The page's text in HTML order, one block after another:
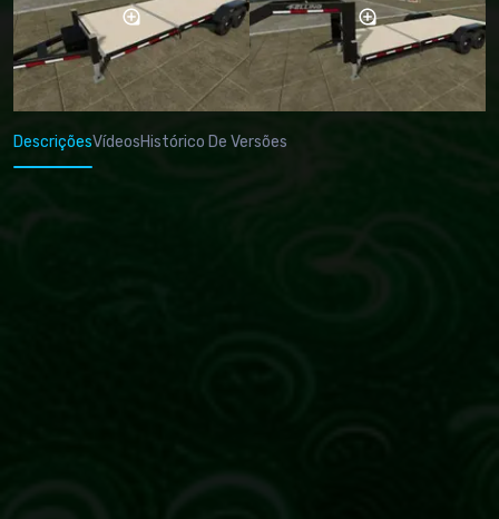
DescriçõesVídeosHistórico De Versões